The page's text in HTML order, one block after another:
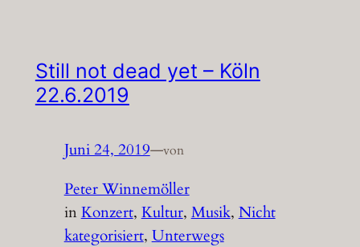
Still not dead yet – Köln
22.6.2019
Juni 24, 2019—von
Peter Winnemöller
inKonzert, Kultur, Musik, Nicht
kategorisiert, Unterwegs